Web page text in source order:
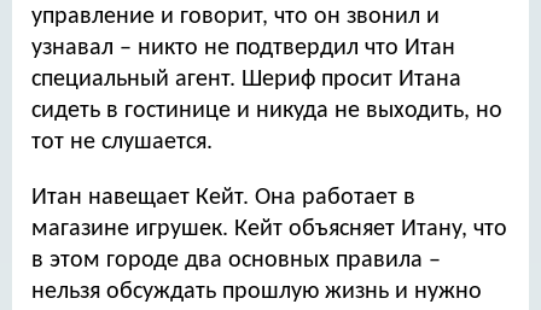
управление и говорит, что он звонил и
узнавал – никто не подтвердил что Итан
специальный агент. Шериф просит Итана
сидеть в гостинице и никуда не выходить, но
тот не слушается.
Итан навещает Кейт. Она работает в
магазине игрушек. Кейт объясняет Итану, что
в этом городе два основных правила –
нельзя обсуждать прошлую жизнь и нужно